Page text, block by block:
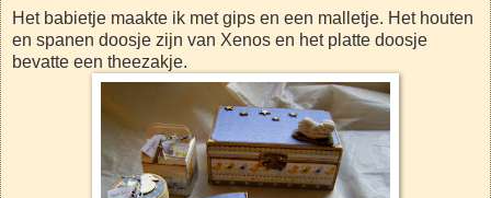
Het babietje maakte ik met gips en een malletje. Het houten
en spanen doosje zijn van Xenos en het platte doosje
bevatte een theezakje.